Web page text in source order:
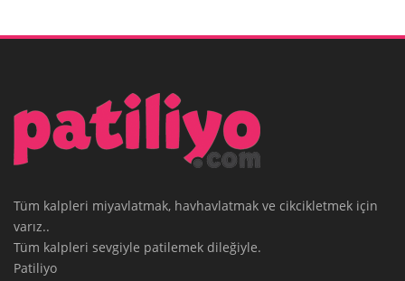
Tüm kalpleri miyavlatmak, havhavlatmak ve cikcikletmek için
varız..
Tüm kalpleri sevgiyle patilemek dileğiyle.
Patiliyo